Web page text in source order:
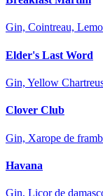
Gin, Cointreau,
Elder's Last Word
Gin, Yellow
Clover Club
Gin, Xarope de
Havana
Gin, Licor de